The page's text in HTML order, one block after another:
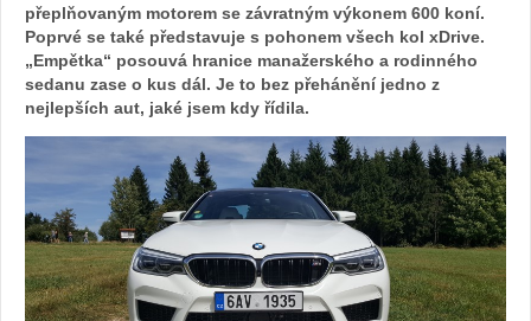
přeplňovaným motorem se závratným výkonem 600 koní.
Poprvé se také představuje s pohonem všech kol xDrive.
„Empětka“ posouvá hranice manažerského a rodinného
sedanu zase o kus dál. Je to bez přehánění jedno z
nejlepších aut, jaké jsem kdy řídila.